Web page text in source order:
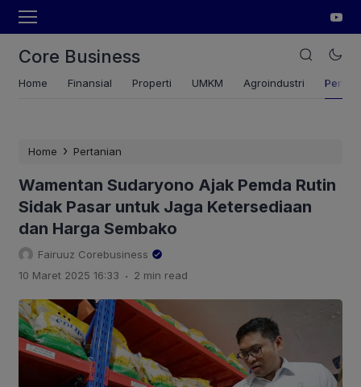
Core Business
Home Finansial Properti UMKM Agroindustri
Home › Pertanian
Wamentan Sudaryono Ajak Pemda Rutin
Sidak Pasar untuk Jaga Ketersediaan
dan Harga Sembako
Fairuuz Corebusiness
10 Maret 2025 16:33 . 2 min read